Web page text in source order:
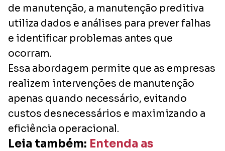
de manutenção, a manutenção preditiva
utiliza dados e análises para prever falhas
e identificar problemas antes que
ocorram.
Essa abordagem permite que as empresas
realizem intervenções de manutenção
apenas quando necessário, evitando
custos desnecessários e maximizando a
eficiência operacional.
Leia também: Entenda as